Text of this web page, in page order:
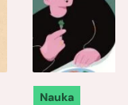
Nauka